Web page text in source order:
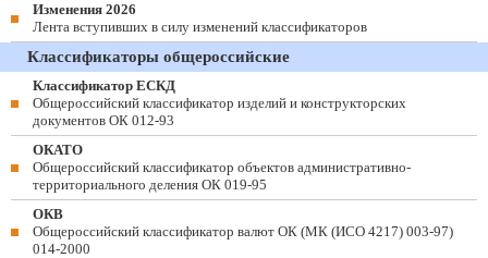
Изменения 2026
Лента вступивших в силу изменений классификаторов
Классификаторы общероссийские
Классификатор ЕСКД
Общероссийский классификатор изделий и конструкторских
документов ОК 012-93
ОКАТО
Общероссийский классификатор объектов административно-
территориального деления ОК 019-95
ОКВ
Общероссийский классификатор валют ОК (МК (ИСО 4217) 003-97)
014-2000